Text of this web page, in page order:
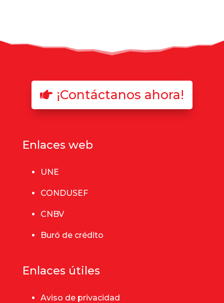
¡Contáctanos ahora!
Enlaces web
UNE
CONDUSEF
CNBV
Buró de crédito
Enlaces útiles
Aviso de privacidad